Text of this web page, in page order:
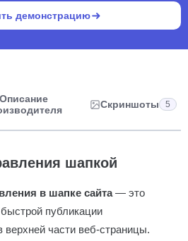
демонстрацию
Описание
Скриншоты 5
шапкой
в шапке сайта— это
публикации
части веб-страницы.